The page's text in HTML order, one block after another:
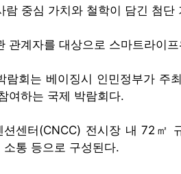
람 중심 가치와 철학이 담긴 첨
관계자를 대상으로 스마트라이
람회는 베이징시 인민정부가
여하는 국제 박람회다.
션센터(CNCC) 전시장 내 72㎡
소통 등으로 구성된다.